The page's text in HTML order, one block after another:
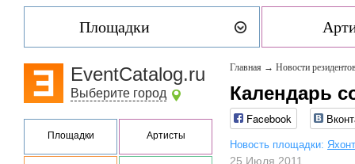
Площадки
EventCatalog.ru
Выберите город
Площадки Артисты
Главная → Новости
Календарь
Facebook
Новость площадки:
25 Июля 2011